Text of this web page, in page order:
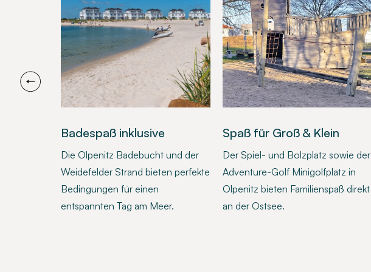
Badespaß inklusive
Die Olpenitz Badebucht und der
Weidefelder Strand bieten perfekte
Bedingungen für einen
entspannten Tag am Meer.
Spaß für Groß & Klein
Der Spiel- und Bolzplatz sowie der
Adventure-Golf Minigolfplatz in
Olpenitz bieten Familienspaß direkt
an der Ostsee.